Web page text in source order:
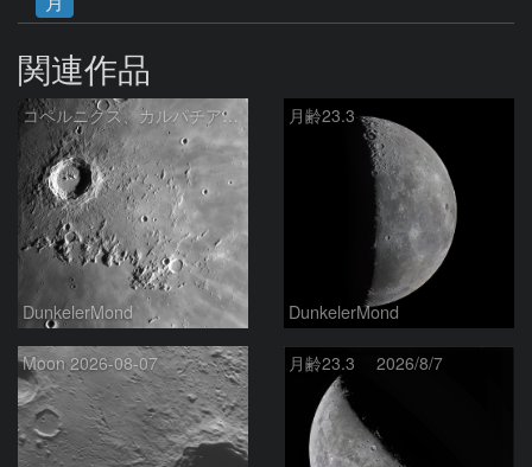
関連作品
コペルニクス、カルパチア山脈付近
DunkelerMond
月齢23.3
DunkelerMond
Moon 2026-08-07 月齢23.3 2026/8/7